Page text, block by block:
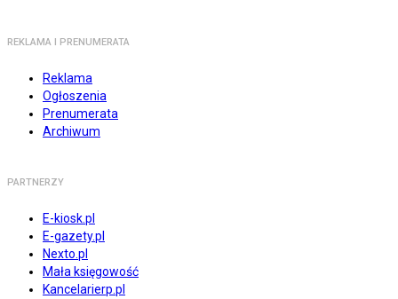
REKLAMA I PRENUMERATA
Reklama
Ogłoszenia
Prenumerata
Archiwum
PARTNERZY
E-kiosk.pl
E-gazety.pl
Nexto.pl
Mała księgowość
Kancelarierp.pl